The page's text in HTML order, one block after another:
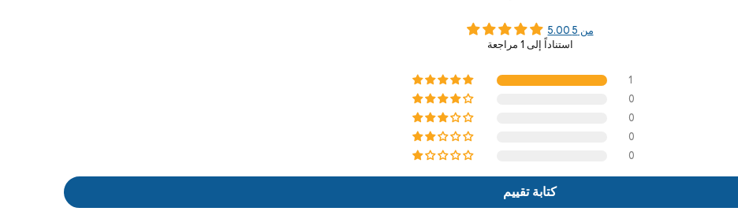
5.00 من 5
استناداً إلى 1 مراجعة
1
0
0
0
0
كتابة تقييم